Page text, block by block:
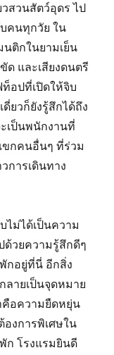
วสวนสัตว์อุดร ไป
คนทุกวัย ใน
ติกในยามเย็น
ด และเสียงดนตรี
อปที่เปิดให้จิบ
ยวก็ยังรู้สึกได้ถึง
เป็นพนักงานที่
กคนอื่นๆ ที่ร่วม
การเดินทาง
ไม่ได้เป็นความ
ด้วยความรู้สึกดีๆ
กอยู่ที่นี่ อีกสิ่ง
ายเป็นจุดหมาย
คือความยืดหยุ่น
งการพิเศษใน
ก โรงแรมยินดี